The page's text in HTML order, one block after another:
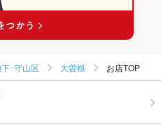
･守山区 大曽根 お店TOP